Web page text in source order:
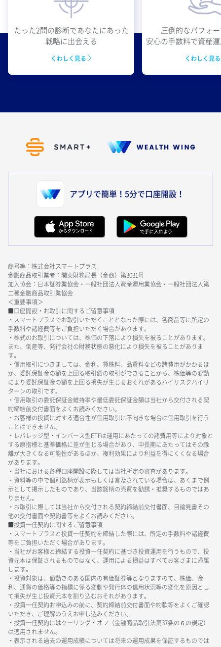
たった2問の診断であなたにあった
戦略に出会える
くわしく見る
圧倒的なパフォ
安心の手数料で資産
くわしく見
アプリで簡単！5分で口座開設！
商号等：株式会社スマートプラス
金融商品取引業者：関東財務局長（金商）第3031号
加入協会：日本証券業協会・一般社団法人資産運用業協会・一般社団法人第
二種金融商品取引業協会
＜重要事項＞
■口座開設・お取引に関するご留意事項
・スマートプラスでお取引いただくこととなった際には、各商品等に所定の
手数料や諸経費等をご負担いただく場合があります。
・株式のお取引については、株価の下落により損失を被ることがあります。
また、倒産等、発行会社の財務状態の悪化により損失を被ることがありま
す。
・信用取引につきましては、金利、貸株料、品貸料などの諸費用がかかるほ
か、委託保証金の額を上回る取引額の取引ができることから、株価等の変動
により委託保証金の額を上回る損失が生じるおそれがあるハイリスクハイリ
ターンの取引です。
・信用取引の委託保証金維持率や最低委託保証金額は当社から交付される契
約締結前交付書面をよくお読みください。
・お客様の投資に対する適合性が信用取引に不向きな場合は信用取引を行う
ことはできません。
・レバレッジ型・インバース型ETFは運用にあたっての諸費用等により対象と
する原指標と基準価格に差が生じる場合があり、中長期にあたってはその乖
離が大きくなる可能性があるほか、複利効果により利益を得にくくなる場合
があります。
・当社における各種口座開設に際しては当社所定の審査があります。
・資料等の中で個別銘柄が表示もしくは言及されている場合は、あくまで例
示として掲示したものであり、当該銘柄の売買を勧誘・推奨するものではあ
りません。
・お取引に際しては当社から交付される契約締結前交付書面、目論見書その
他の交付書面や契約書等をよくお読みください。
■投資一任契約に関するご留意事項
・スマートプラスと投資一任契約を締結した際には、所定の手数料や諸経費
等をご負担いただく場合があります。
・当社がお客様と締結する投資一任契約に基づき投資運用を行うもので、投
資元本は保証されるものではなく、運用による損益はすべてお客さまに帰属
します。
・投資対象は、値動きのある国内の有価証券等となりますので、株価、金
利、通貨の価格等の指標に係る変動や発行体の信用状況等の変化を原因とし
て損失が生じ投資元本を割り込むおそれがあります。
・投資一任契約お申込みの前に、契約締結前交付書面や約款等をよくご確認
いただき、ご理解のうえお申し込みください。
・投資一任契約にはクーリング・オフ（金融商品取引法第37条の６の規定）
は適用されません。
・表示される過去の運用成績については将来の運用成果を保証するものでは